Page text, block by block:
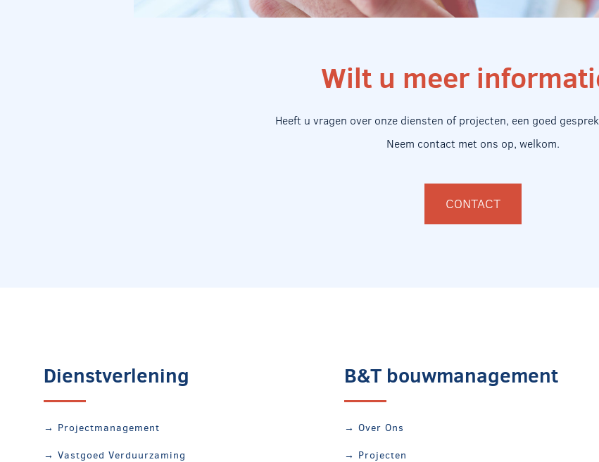
Wilt u meer
Heeft u vragen over onze diensten of projecten, een goed
Neem contact met ons op, welkom.
CONTACT
Dienstverlening
→ Projectmanagement
→ Vastgoed Verduurzaming
B&T bouwmanagement
→ Over Ons
→ Projecten